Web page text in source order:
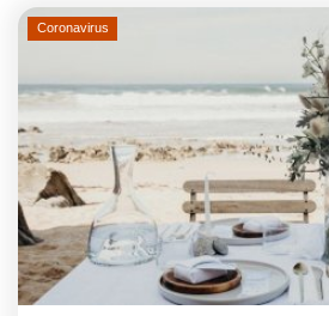
Business
Travel
World
Greece
Coronavirus